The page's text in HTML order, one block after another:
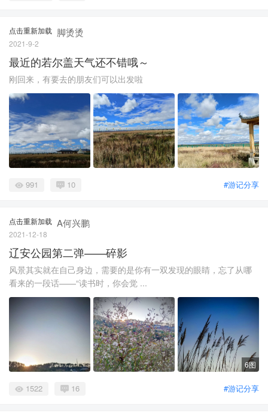
点击重新加载 脚烫烫
2021-9-2
最近的若尔盖天气还不错哦～
刚回来，有要去的朋友们可以出发啦
#游记分享
991 10
点击重新加载 A何兴鹏
2021-12-18
辽安公园第二弹——碎影
风景其实就在自己身边，需要的是你有一双发现的眼睛，忘了从哪
看来的一段话——“读书时，你会觉 ...
6图
#游记分享
1522 16